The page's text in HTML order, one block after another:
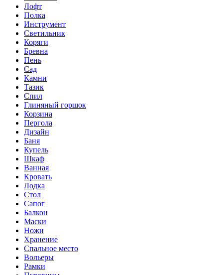
Лофт
Полка
Инструмент
Светильник
Коряги
Бревна
Пень
Сад
Камни
Тазик
Спил
Глиняный горшок
Корзина
Пергола
Дизайн
Баня
Купель
Шкаф
Ванная
Кровать
Лодка
Стол
Сапог
Балкон
Маски
Ножи
Хранение
Спальное место
Вольеры
Рамки